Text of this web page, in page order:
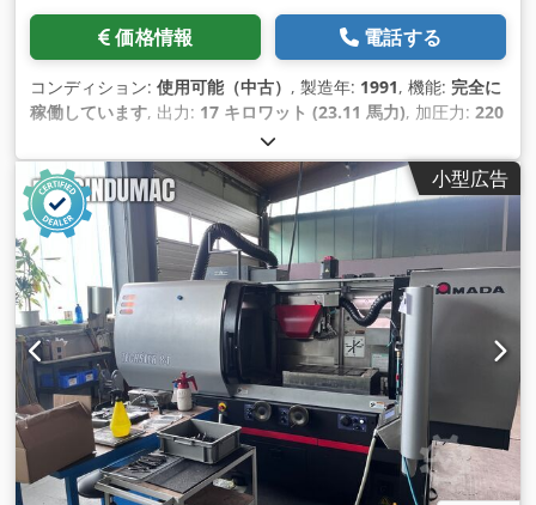
価格情報 電話する
コンディション: 使用可能（中古） , 製造年: 1991, 機能: 完全に
稼働しています, 出力: 17 キロワット (23.11 馬力), 加圧力: 220
, のど深さ:
mm, 全高:2,900 mm, 総重量:17,900 kg（キログラム）,
小型広告